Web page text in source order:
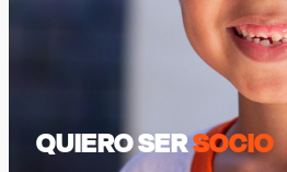
QUIERO SERSOCIO